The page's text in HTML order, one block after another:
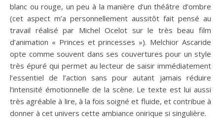
blanc ou rouge, un peu à la manière d’un théâtre d’ombre
(cet aspect m’a personnellement aussitôt fait pensé au
travail réalisé par Michel Ocelot sur le très beau film
d’animation « Princes et princesses »). Melchior Ascaride
opte comme souvent dans ses couvertures pour un style
très épuré qui permet au lecteur de saisir immédiatement
l’essentiel de l’action sans pour autant jamais réduire
l’intensité émotionnelle de la scène. Le texte est lui aussi
très agréable à lire, à la fois soigné et fluide, et contribue à
donner à cet univers cette ambiance onirique si singulière.